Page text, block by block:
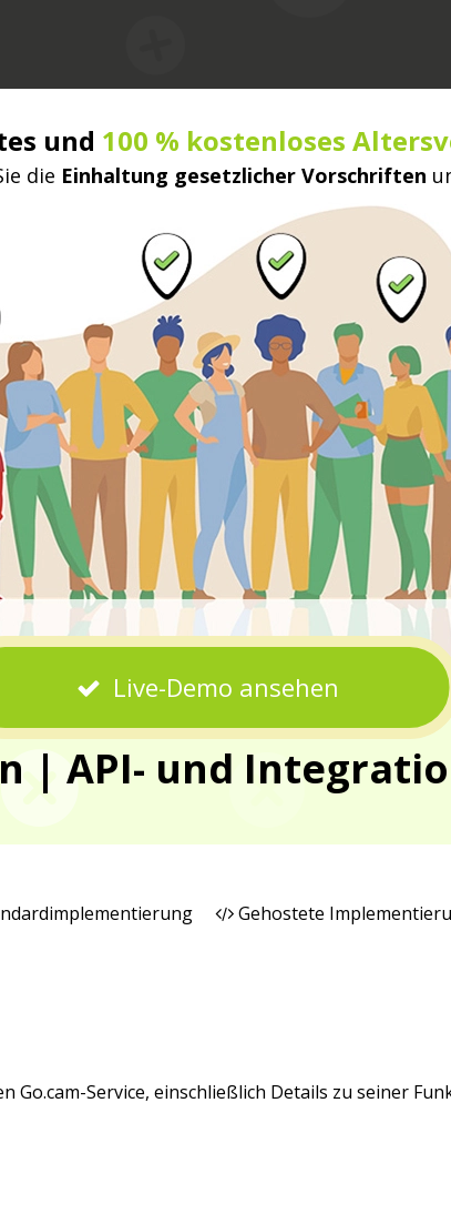
und 100 % kostenloses
die Einhaltung gesetzlicher Vorschriften
Live-Demo ansehen
| API- und
Gehostete
Go.cam-Service, einschließlich Details zu seiner